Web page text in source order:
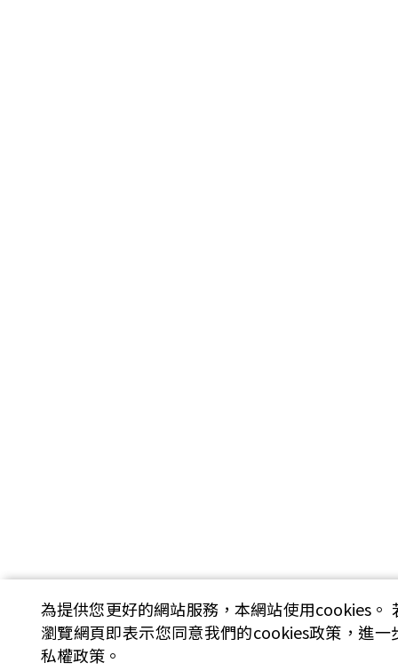
為提供您更好的網站服務，本網站使用cookies。
瀏覽網頁即表示您同意我們的cookies政策，進一
私權政策。